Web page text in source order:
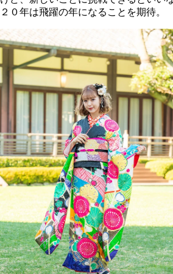
２０年は飛躍の年になることを期待。